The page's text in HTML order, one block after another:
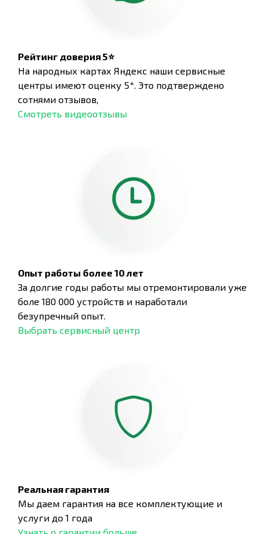
Рейтинг доверия 5⭐
На народных картах Яндекс наши сервисные
центры имеют оценку 5*. Это подтверждено
сотнями отзывов,
Смотреть видеоотзывы
Опыт работы более 10 лет
За долгие годы работы мы отремонтировали уже
боле 180 000 устройств и наработали
безупречный опыт.
Выбрать сервисный центр
Реальная гарантия
Мы даем гарантия на все комплектующие и
услуги до 1 года